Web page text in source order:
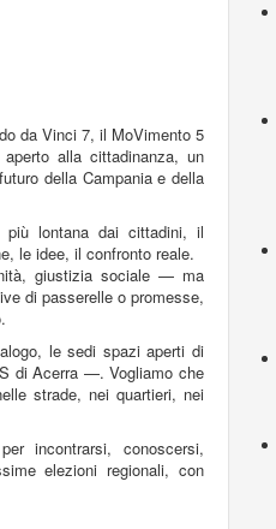
da Vinci 7, il MoVimento 5
alla cittadinanza, un
della Campania e della
lontana dai cittadini, il
le idee, il confronto reale.
giustizia sociale — ma
di passerelle o promesse,
le sedi spazi aperti di
di Acerra —. Vogliamo che
strade, nei quartieri, nei
incontrarsi, conoscersi,
elezioni regionali, con